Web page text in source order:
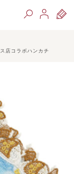
店コラボハンカチ